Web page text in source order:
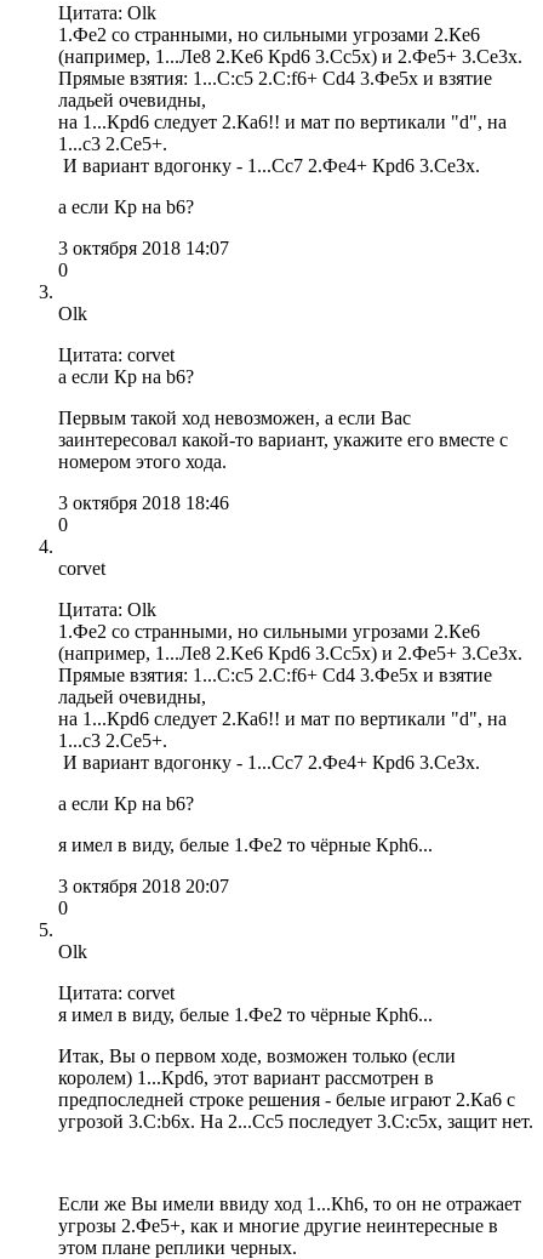
Цитата: Olk
1.Фe2 со странными, но сильными угрозами 2.Кe6
(например, 1...Лe8 2.Ke6 Крd6 3.Cc5x) и 2.Фe5+ 3.Ce3x.
Прямые взятия: 1...С:с5 2.С:f6+ Cd4 3.Фe5x и взятие
ладьей очевидны,
на 1...Крd6 следует 2.Кa6!! и мат по вертикали "d", на
1...с3 2.Сe5+.
И вариант вдогонку - 1...Сс7 2.Фe4+ Крd6 3.Ce3x.
а если Кр на b6?
3 октября 2018 14:07
0
Olk
Цитата: corvet
а если Кр на b6?
Первым такой ход невозможен, а если Вас
заинтересовал какой-то вариант, укажите его вместе с
номером этого хода.
3 октября 2018 18:46
0
corvet
Цитата: Olk
1.Фe2 со странными, но сильными угрозами 2.Кe6
(например, 1...Лe8 2.Ke6 Крd6 3.Cc5x) и 2.Фe5+ 3.Ce3x.
Прямые взятия: 1...С:с5 2.С:f6+ Cd4 3.Фe5x и взятие
ладьей очевидны,
на 1...Крd6 следует 2.Кa6!! и мат по вертикали "d", на
1...с3 2.Сe5+.
И вариант вдогонку - 1...Сс7 2.Фe4+ Крd6 3.Ce3x.
а если Кр на b6?
я имел в виду, белые 1.Фе2 то чёрные Крh6...
3 октября 2018 20:07
0
Olk
Цитата: corvet
я имел в виду, белые 1.Фе2 то чёрные Крh6...
Итак, Вы о первом ходе, возможен только (если
королем) 1...Крd6, этот вариант рассмотрен в
предпоследней строке решения - белые играют 2.Кa6 c
угрозой 3.С:b6x. На 2...Сс5 последует 3.С:с5x, защит нет.
Если же Вы имели ввиду ход 1...Кh6, то он не отражает
угрозы 2.Фe5+, как и многие другие неинтересные в
этом плане реплики черных.